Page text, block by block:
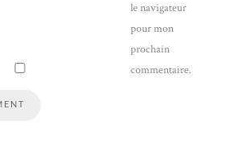
le navigateur
pour mon
prochain
commentaire.